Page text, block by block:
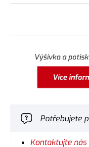
Potřebujete
Kontaktujte